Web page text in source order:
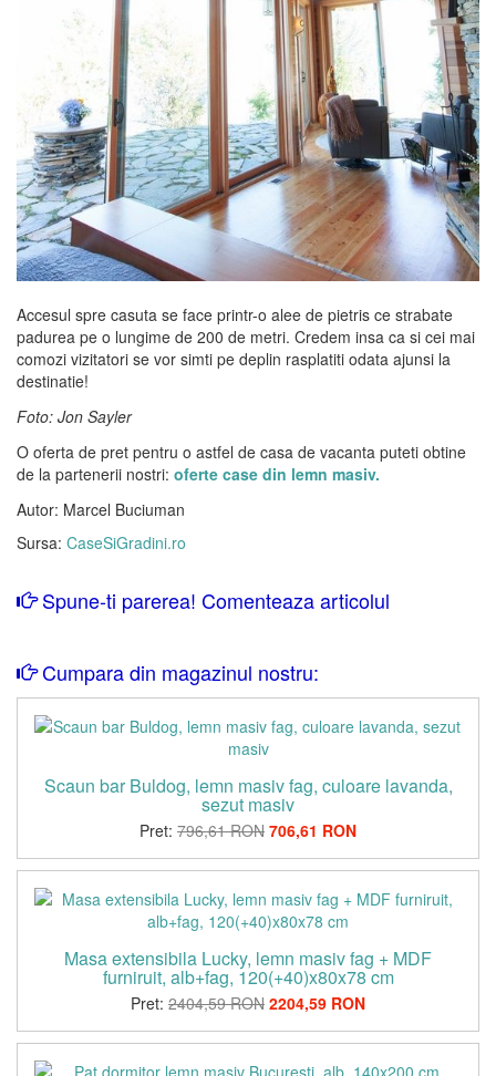
Accesul spre casuta se face printr-o alee de pietris ce strabate
padurea pe o lungime de 200 de metri. Credem insa ca si cei mai
comozi vizitatori se vor simti pe deplin rasplatiti odata ajunsi la
destinatie!
Foto: Jon Sayler
O oferta de pret pentru o astfel de casa de vacanta puteti obtine
de la partenerii nostri: oferte case din lemn masiv.
Autor: Marcel Buciuman
Sursa: CaseSiGradini.ro
Spune-ti parerea! Comenteaza articolul
Cumpara din magazinul nostru:
Scaun bar Buldog, lemn masiv fag, culoare lavanda,
sezut masiv
Pret: 796,61 RON 706,61 RON
Masa extensibila Lucky, lemn masiv fag + MDF
furniruit, alb+fag, 120(+40)x80x78 cm
Pret: 2404,59 RON 2204,59 RON